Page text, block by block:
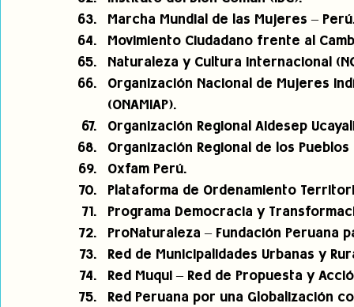
Marcha Mundial de las Mujeres –
Movimiento Ciudadano frente al
Naturaleza y Cultura Internacional
Organización Nacional de Mujeres
(ONAMIAP).
Organización Regional Aidesep Ucayali
Organización Regional de los Pueblos
Oxfam Perú.
Plataforma de Ordenamiento
Programa Democracia y
ProNaturaleza – Fundación Peruana
Red de Municipalidades Urbanas y
Red Muqui – Red de Propuesta y
Red Peruana por una Globalización